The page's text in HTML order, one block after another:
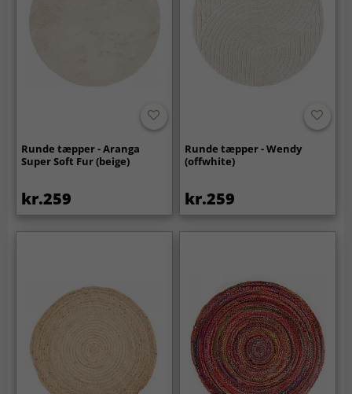
Runde tæpper - Aranga
Super Soft Fur (beige)
kr.259
Runde tæpper - Wendy
(offwhite)
kr.259